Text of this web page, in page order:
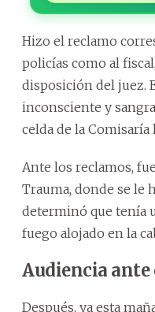
Hizo el reclamo
policías como al
disposición del juez.
inconsciente y
celda de la Comisaría
Ante los reclamos,
Trauma, donde se le
determinó que tenía
fuego alojado en la
Audiencia ante
Después, ya esta